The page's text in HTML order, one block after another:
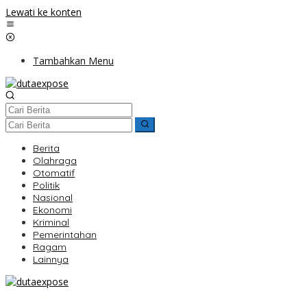
Lewati ke konten
Tambahkan Menu
Berita
Olahraga
Otomatif
Politik
Nasional
Ekonomi
Kriminal
Pemerintahan
Ragam
Lainnya